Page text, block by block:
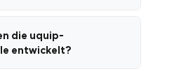
die uquip-
entwickelt?